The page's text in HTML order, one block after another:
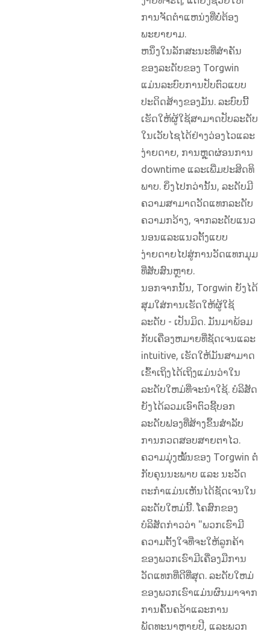
ການຈັດຕໍາແຫນ່ງທີ່ບໍ່ຕ້ອງ
ພະຍາຍາມ.
ຫນຶ່ງໃນລັກສະນະທີ່ສໍາຄັນ
ຂອງລະດັບຂອງ Torgwin
ແມ່ນລະບົບການປັບຕົວແບບ
ປະດິດສ້າງຂອງມັນ. ລະ​ບົບ​ນີ້​
ເຮັດ​ໃຫ້​ຜູ້​ໃຊ້​ສາ​ມາດ​ປັບ​ລະ​ດັບ​
ໃນ​ເວັບ​ໄຊ​ໄດ້​ຢ່າງ​ວ່ອງ​ໄວ​ແລະ​
ງ່າຍ​ດາຍ​, ການ​ຫຼຸດ​ຜ່ອນ​ການ
downtime ແລະ​ເພີ່ມ​ປະ​ສິດ​ທິ​
ພາບ​. ຍິ່ງໄປກວ່ານັ້ນ, ລະດັບມີ
ຄວາມສາມາດວັດແທກລະດັບ
ຄວາມກວ້າງ, ຈາກລະດັບແນວ
ນອນແລະແນວຕັ້ງແບບ
ງ່າຍດາຍໄປສູ່ການວັດແທກມຸມ
ທີ່ສັບສົນຫຼາຍ.
ນອກຈາກນັ້ນ, Torgwin ຍັງໄດ້
ສຸມໃສ່ການເຮັດໃຫ້ຜູ້ໃຊ້
ລະດັບ - ເປັນມິດ. ມັນມາພ້ອມ
ກັບເຄື່ອງຫມາຍທີ່ຊັດເຈນແລະ
intuitive, ເຮັດໃຫ້ມັນສາມາດ
ເຂົ້າເຖິງໄດ້ເຖິງແມ່ນວ່າໃນ
ລະດັບໃຫມ່ທີ່ຈະນໍາໃຊ້. ບໍລິສັດ
ຍັງໄດ້ລວມເອົາຕົວຊີ້ບອກ
ລະດັບຟອງທີ່ສ້າງຂຶ້ນສໍາລັບ
ການກວດສອບສາຍຕາໄວ.
ຄວາມມຸ່ງໝັ້ນຂອງ Torgwin ຕໍ່
ກັບຄຸນນະພາບ ແລະ ນະວັດ
ຕະກໍາແມ່ນເຫັນໄດ້ຊັດເຈນໃນ
ລະດັບໃຫມ່ນີ້. ໂຄສົກຂອງ
ບໍລິສັດກ່າວວ່າ "ພວກເຮົາມີ
ຄວາມຕັ້ງໃຈທີ່ຈະໃຫ້ລູກຄ້າ
ຂອງພວກເຮົາມີເຄື່ອງມືການ
ວັດແທກທີ່ດີທີ່ສຸດ. ລະດັບໃຫມ່
ຂອງພວກເຮົາແມ່ນຜົນມາຈາກ
ການຄົ້ນຄວ້າແລະການ
ພັດທະນາຫຼາຍປີ, ແລະພວກ